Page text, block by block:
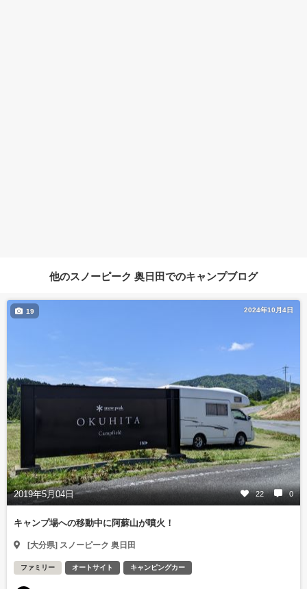
他のスノーピーク 奥日田でのキャンプブログ
2024年10月4日
2019年5月04日 22 0
19
キャンプ場への移動中に阿蘇山が噴火！
[大分県] スノーピーク 奥日田
ファミリー オートサイト キャンピングカー